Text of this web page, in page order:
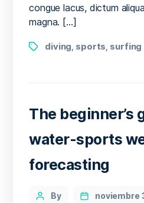
congue lacus, dictum
magna. […]
Tagsdiving sports surfing
The beginner’s
water-sports
forecasting
Categories
PostBy noviembre